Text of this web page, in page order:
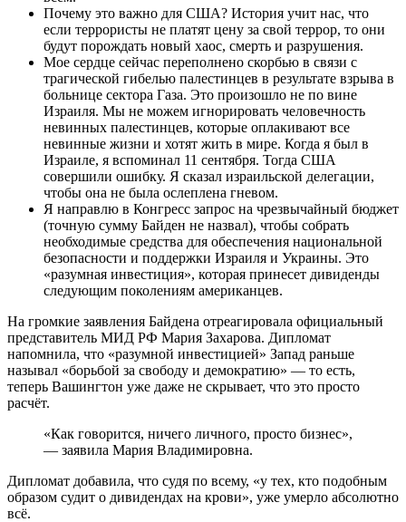
Почему это важно для США? История учит нас, что
если террористы не платят цену за свой террор, то они
будут порождать новый хаос, смерть и разрушения.
Мое сердце сейчас переполнено скорбью в связи с
трагической гибелью палестинцев в результате взрыва в
больнице сектора Газа. Это произошло не по вине
Израиля. Мы не можем игнорировать человечность
невинных палестинцев, которые оплакивают все
невинные жизни и хотят жить в мире. Когда я был в
Израиле, я вспоминал 11 сентября. Тогда США
совершили ошибку. Я сказал израильской делегации,
чтобы она не была ослеплена гневом.
Я направлю в Конгресс запрос на чрезвычайный бюджет
(точную сумму Байден не назвал), чтобы собрать
необходимые средства для обеспечения национальной
безопасности и поддержки Израиля и Украины. Это
«разумная инвестиция», которая принесет дивиденды
следующим поколениям американцев.
На громкие заявления Байдена отреагировала официальный
представитель МИД РФ Мария Захарова. Дипломат
напомнила, что «разумной инвестицией» Запад раньше
называл «борьбой за свободу и демократию» — то есть,
теперь Вашингтон уже даже не скрывает, что это просто
расчёт.
«Как говорится, ничего личного, просто бизнес»,
— заявила Мария Владимировна.
Дипломат добавила, что судя по всему, «у тех, кто подобным
образом судит о дивидендах на крови», уже умерло абсолютно
всё.